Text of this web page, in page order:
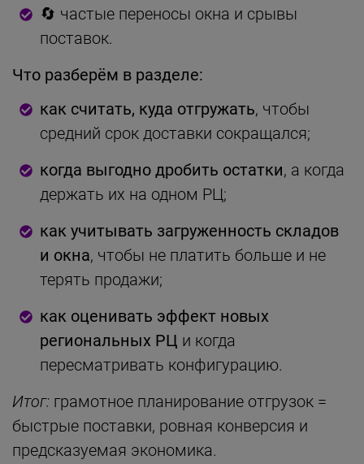
🔄 частые переносы окна и срывы
поставок.
Что разберём в разделе:
как считать, куда отгружать, чтобы
средний срок доставки сокращался;
когда выгодно дробить остатки, а когда
держать их на одном РЦ;
как учитывать загруженность складов
и окна, чтобы не платить больше и не
терять продажи;
как оценивать эффект новых
региональных РЦ и когда
пересматривать конфигурацию.
Итог: грамотное планирование отгрузок =
быстрые поставки, ровная конверсия и
предсказуемая экономика.